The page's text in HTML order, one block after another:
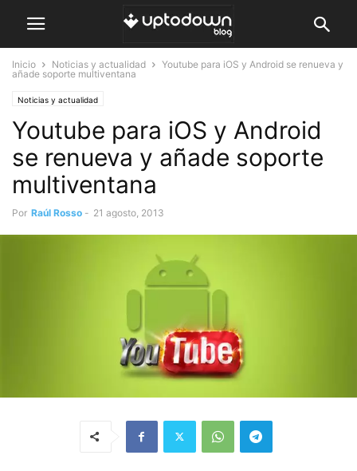
Inicio Noticias y actualidad
Youtube para iOS y Android se renueva y
añade soporte multiventana
Noticias y actualidad
Youtube para iOS y Android
se renueva y añade soporte
multiventana
Por Raúl Rosso - 21 agosto, 2013